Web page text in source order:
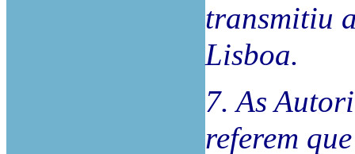
transmitiu
Lisboa.
7. As
referem